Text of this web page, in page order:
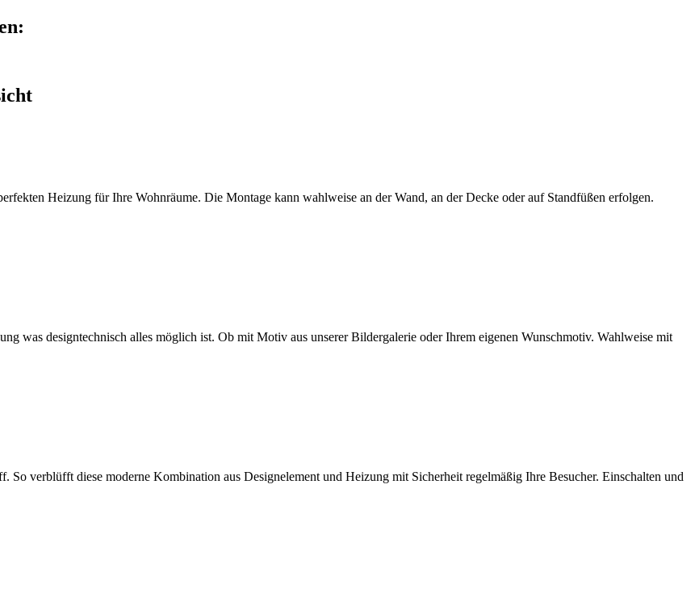
Heizung für Ihre Wohnräume. Die Montage kann wahlweise an der Wand, an der Decke oder auf Standfüßen erfolgen.
was designtechnisch alles möglich ist. Ob mit Motiv aus unserer Bildergalerie oder Ihrem eigenen Wunschmotiv. Wahlweise mit
verblüfft diese moderne Kombination aus Designelement und Heizung mit Sicherheit regelmäßig Ihre Besucher. Einschalten und